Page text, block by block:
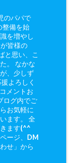
パパで
整備を始
を増やし
皆様の
と思い、こ
。 なかな
、少しず
よろしく
メントお
ログ内でご
お気軽に
ます。 全
ます(^^ゞ
ージ、DM
せ」から